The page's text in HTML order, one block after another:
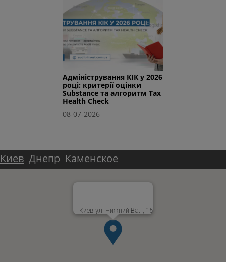
Адміністрування КІК у 2026
році: критерії оцінки
Substance та алгоритм Tax
Health Check
08-07-2026
Киев Днепр Каменское
Киев ул. Нижний Вал, 15